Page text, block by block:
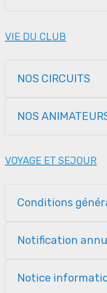
VIE DU CLUB
NOS CIRCUITS
NOS
VOYAGE ET SEJOUR
Conditions
Notification
Notice